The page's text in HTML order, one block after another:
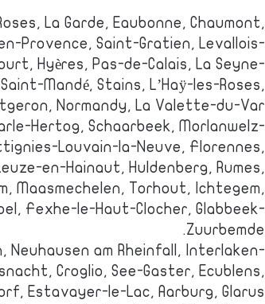
La Garde, Eaubonne, Chaumont,
Provence, Saint-Gratien, Levallois-
Hyères, Pas-de-Calais, La Seyne-
Mandé, Stains, L’Haÿ-les-Roses,
Normandy, La Valette-du-Var.
Hertog, Schaarbeek, Morlanwelz-
Louvain-la-Neuve, Florennes,
en-Hainaut, Huldenberg, Rumes,
Maasmechelen, Torhout, Ichtegem,
Fexhe-le-Haut-Clocher, Glabbeek-
Zuurbemde.
Neuhausen am Rheinfall, Interlaken-
Croglio, See-Gaster, Ecublens,
Estavayer-le-Lac, Aarburg, Glarus